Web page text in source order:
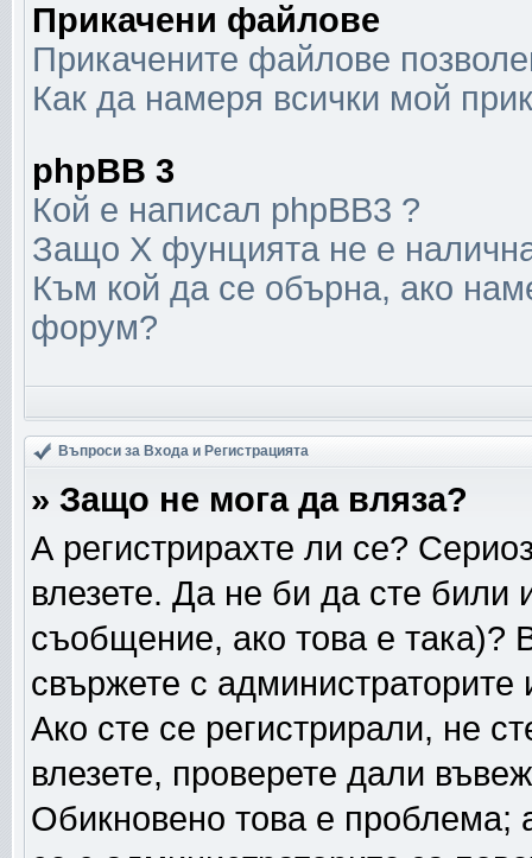
Прикачени файлове
Прикачените файлове
Как да намеря всички мой
phpBB 3
Кой е написал phpBB3 ?
Защо X фунцията не е
Към кой да се обърна, ако
форум?
Въпроси за Входа и Регистрацията
» Защо не мога да вляза?
А регистрирахте ли се?
влезете. Да не би да сте
съобщение, ако това е така)?
свържете с администраторите
Ако сте се регистрирали, не
влезете, проверете дали
Обикновено това е проблема;